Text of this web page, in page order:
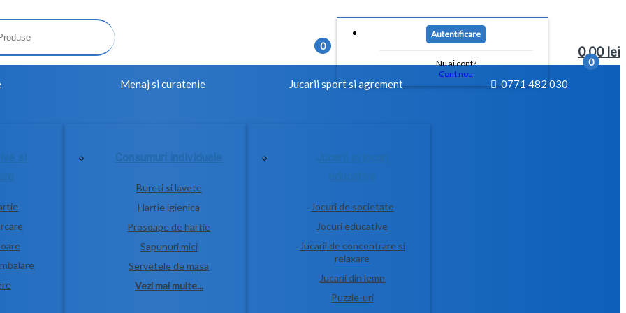
0
Autentificare
Nu ai cont?
Cont nou
0
0.00 lei
Menaj si curatenie
Consumuri individuale
Bureti si lavete
Hartie igienica
Prosoape de hartie
Sapunuri mici
Servetele de masa
Vezi mai multe...
Jucarii sport si agrement
Jocuri de societate
Jocuri educative
Jucarii de concentrare si
relaxare
Jucarii din lemn
Puzzle-uri
0771 482 030